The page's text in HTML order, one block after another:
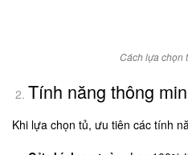
Cách lựa chọn
Tính năng thông
Khi lựa chọn tủ, ưu tiên các tính